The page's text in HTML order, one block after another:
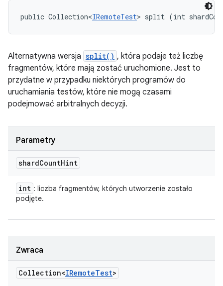
public Collection<IRemoteTest> split (int
Alternatywna wersja split() , która podaje też liczbę
fragmentów, które mają zostać uruchomione. Jest to
przydatne w przypadku niektórych programów do
uruchamiania testów, które nie mogą czasami
podejmować arbitralnych decyzji.
Parametry
shardCountHint
int : liczba fragmentów, których utworzenie zostało
podjęte.
Zwraca
Collection<IRemoteTest>